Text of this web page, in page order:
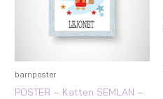
barnposter
POSTER – Katten SEMLAN –